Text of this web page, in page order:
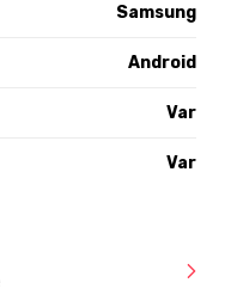
Samsung
Android
Var
Var